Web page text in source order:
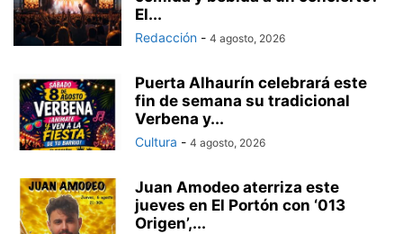
El...
Redacción - 4 agosto, 2026
Puerta Alhaurín celebrará este
fin de semana su tradicional
Verbena y...
Cultura - 4 agosto, 2026
Juan Amodeo aterriza este
jueves en El Portón con ‘013
Origen’,...